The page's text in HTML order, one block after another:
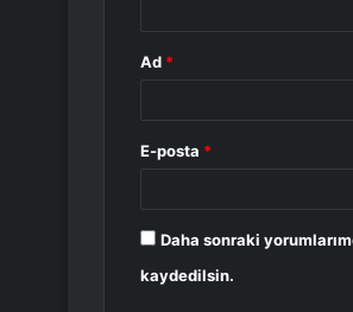
Ad *
E-posta *
Daha sonraki
kaydedilsin.